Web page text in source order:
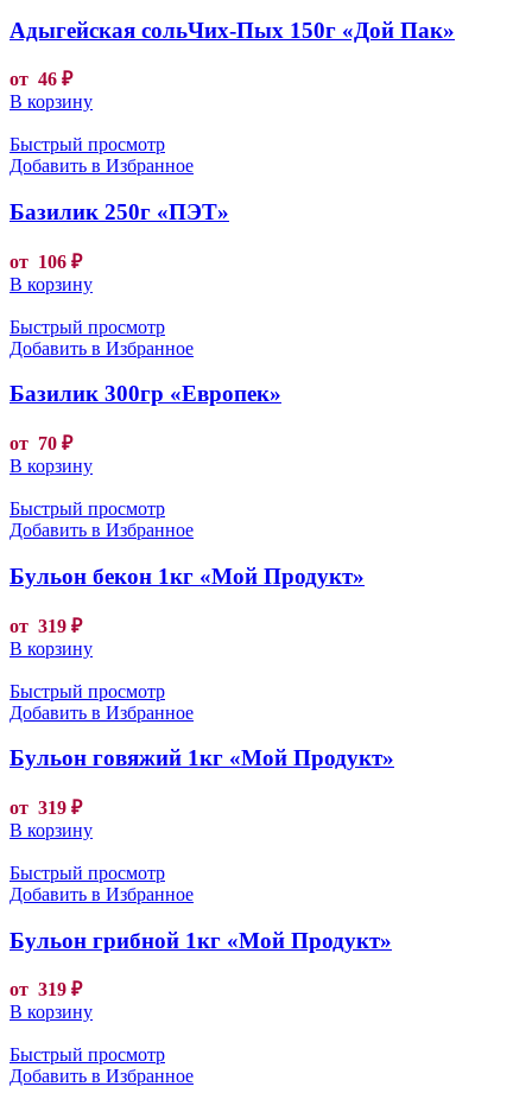
Адыгейская сольЧих-Пых 150г «Дой Пак»
от 46 ₽
В корзину
Быстрый просмотр
Добавить в Избранное
Базилик 250г «ПЭТ»
от 106 ₽
В корзину
Быстрый просмотр
Добавить в Избранное
Базилик 300гр «Европек»
от 70 ₽
В корзину
Быстрый просмотр
Добавить в Избранное
Бульон бекон 1кг «Мой Продукт»
от 319 ₽
В корзину
Быстрый просмотр
Добавить в Избранное
Бульон говяжий 1кг «Мой Продукт»
от 319 ₽
В корзину
Быстрый просмотр
Добавить в Избранное
Бульон грибной 1кг «Мой Продукт»
от 319 ₽
В корзину
Быстрый просмотр
Добавить в Избранное